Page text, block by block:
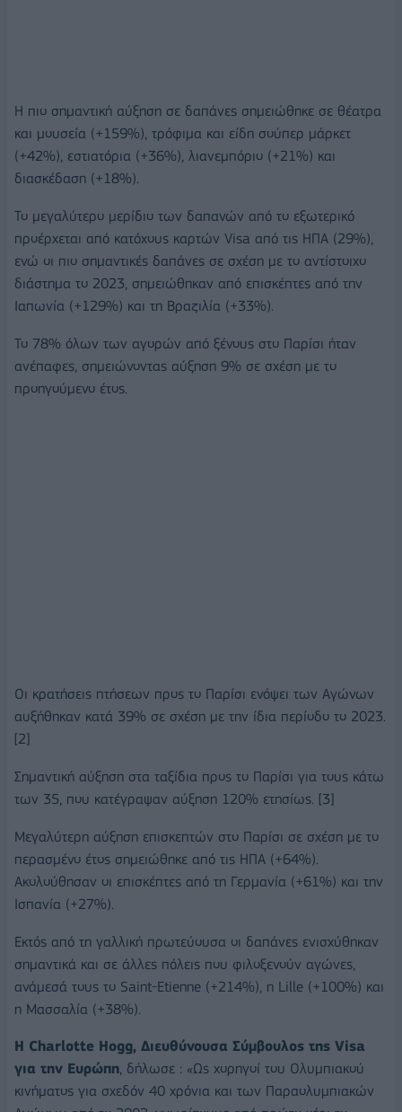
Η πιο σημαντική αύξηση σε δαπάνες σημειώθηκε σε θέατρα
και μουσεία (+159%), τρόφιμα και είδη σούπερ μάρκετ
(+42%), εστιατόρια (+36%), λιανεμπόριο (+21%) και
διασκέδαση (+18%).
Το μεγαλύτερο μερίδιο των δαπανών από το εξωτερικό
προέρχεται από κατόχους καρτών Visa από τις ΗΠΑ (29%),
ενώ οι πιο σημαντικές δαπάνες σε σχέση με το αντίστοιχο
διάστημα το 2023, σημειώθηκαν από επισκέπτες από την
Ιαπωνία (+129%) και τη Βραζιλία (+33%).
Το 78% όλων των αγορών από ξένους στο Παρίσι ήταν
ανέπαφες, σημειώνοντας αύξηση 9% σε σχέση με το
προηγούμενο έτος.
Οι κρατήσεις πτήσεων προς το Παρίσι ενόψει των Αγώνων
αυξήθηκαν κατά 39% σε σχέση με την ίδια περίοδο το 2023.
[2]
Σημαντική αύξηση στα ταξίδια προς το Παρίσι για τους κάτω
των 35, που κατέγραψαν αύξηση 120% ετησίως. [3]
Μεγαλύτερη αύξηση επισκεπτών στο Παρίσι σε σχέση με το
περασμένο έτος σημειώθηκε από τις ΗΠΑ (+64%).
Ακολούθησαν οι επισκέπτες από τη Γερμανία (+61%) και την
Ισπανία (+27%).
Εκτός από τη γαλλική πρωτεύουσα οι δαπάνες ενισχύθηκαν
σημαντικά και σε άλλες πόλεις που φιλοξενούν αγώνες,
ανάμεσά τους το Saint-Etienne (+214%), η Lille (+100%) και
η Μασσαλία (+38%).
Η Charlotte Hogg, Διευθύνουσα Σύμβουλος της Visa
για την Ευρώπη, δήλωσε : «Ως χορηγοί του Oλυμπιακού
κινήματος για σχεδόν 40 χρόνια και των Παραολυμπιακών